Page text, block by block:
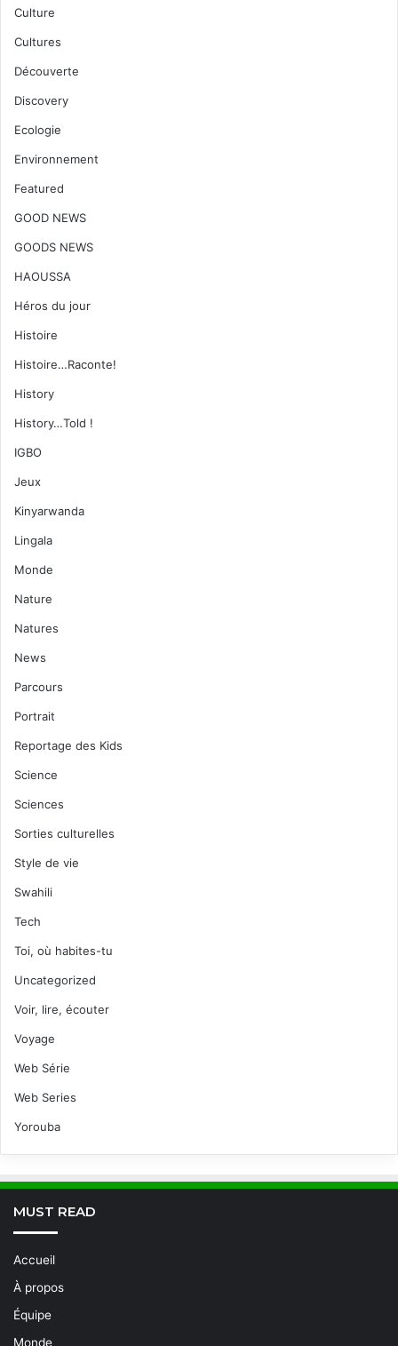
Culture
Cultures
Découverte
Discovery
Ecologie
Environnement
Featured
GOOD NEWS
GOODS NEWS
HAOUSSA
Héros du jour
Histoire
Histoire…Raconte!
History
History…Told !
IGBO
Jeux
Kinyarwanda
Lingala
Monde
Nature
Natures
News
Parcours
Portrait
Reportage des Kids
Science
Sciences
Sorties culturelles
Style de vie
Swahili
Tech
Toi, où habites-tu
Uncategorized
Voir, lire, écouter
Voyage
Web Série
Web Series
Yorouba
MUST READ
Accueil
À propos
Équipe
Monde